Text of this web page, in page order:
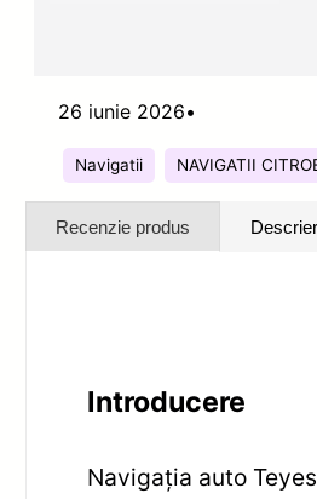
26 iunie 2026•
Navigatii NAVIGATII
Recenzie produs
Introducere
Navigația auto